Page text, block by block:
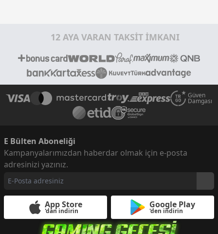
12 AYA VARAN TAKSİT İMKANI
Güven
Damgası
E Bülten Aboneliği
Kampanyalarımızdan haberdar olmak için e-posta
adresinizi yazınız.
App Store
'dan indirin
Google Play
'den indirin